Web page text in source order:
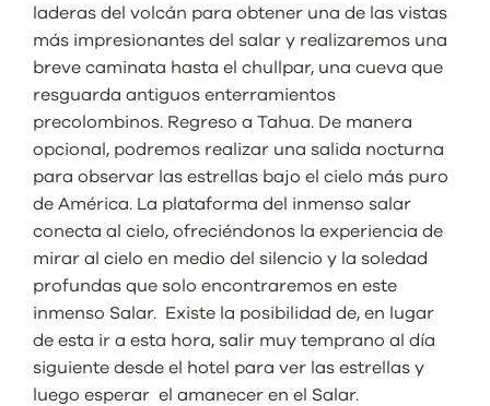
laderas del volcán para obtener una de las vistas
más impresionantes del salar y realizaremos una
breve caminata hasta el chullpar, una cueva que
resguarda antiguos enterramientos
precolombinos. Regreso a Tahua. De manera
opcional, podremos realizar una salida nocturna
para observar las estrellas bajo el cielo más puro
de América. La plataforma del inmenso salar
conecta al cielo, ofreciéndonos la experiencia de
mirar al cielo en medio del silencio y la soledad
profundas que solo encontraremos en este
inmenso Salar. Existe la posibilidad de, en lugar
de esta ir a esta hora, salir muy temprano al día
siguiente desde el hotel para ver las estrellas y
luego esperar el amanecer en el Salar.